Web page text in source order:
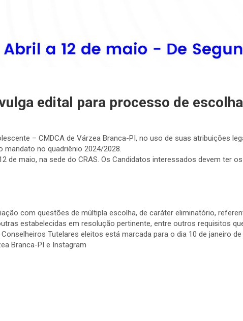
edital para processo de
– CMDCA de Várzea Branca-PI, no uso de suas atribuições
no quadriênio 2024/2028.
de maio, na sede do CRAS. Os Candidatos interessados devem ter
com questões de múltipla escolha, de caráter eliminatório,
estabelecidas em resolução pertinente, entre outros requisitos
Tutelares eleitos está marcada para o dia 10 de janeiro de
Branca-PI e Instagram